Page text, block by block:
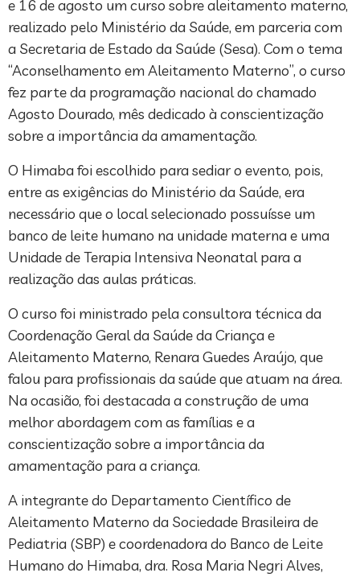
e 16 de agosto um curso sobre aleitamento materno,
realizado pelo Ministério da Saúde, em parceria com
a Secretaria de Estado da Saúde (Sesa). Com o tema
“Aconselhamento em Aleitamento Materno”, o curso
fez parte da programação nacional do chamado
Agosto Dourado, mês dedicado à conscientização
sobre a importância da amamentação.
O Himaba foi escolhido para sediar o evento, pois,
entre as exigências do Ministério da Saúde, era
necessário que o local selecionado possuísse um
banco de leite humano na unidade materna e uma
Unidade de Terapia Intensiva Neonatal para a
realização das aulas práticas.
O curso foi ministrado pela consultora técnica da
Coordenação Geral da Saúde da Criança e
Aleitamento Materno, Renara Guedes Araújo, que
falou para profissionais da saúde que atuam na área.
Na ocasião, foi destacada a construção de uma
melhor abordagem com as famílias e a
conscientização sobre a importância da
amamentação para a criança.
A integrante do Departamento Científico de
Aleitamento Materno da Sociedade Brasileira de
Pediatria (SBP) e coordenadora do Banco de Leite
Humano do Himaba, dra. Rosa Maria Negri Alves,